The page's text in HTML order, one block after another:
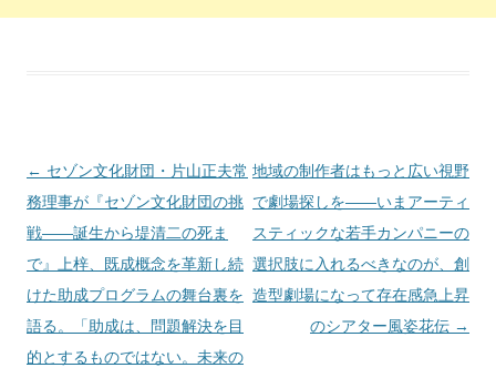
投稿ナビゲーション
← セゾン文化財団・片山正夫常
務理事が『セゾン文化財団の挑
戦――誕生から堤清二の死ま
で』上梓、既成概念を革新し続
けた助成プログラムの舞台裏を
語る。「助成は、問題解決を目
的とするものではない。未来の
地域の制作者はもっと広い視野
で劇場探しを――いまアーティ
スティックな若手カンパニーの
選択肢に入れるべきなのが、創
造型劇場になって存在感急上昇
のシアター風姿花伝 →